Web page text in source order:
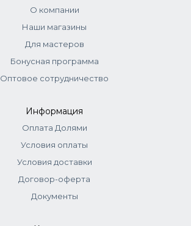
О компании
Наши магазины
Для мастеров
Бонусная программа
Оптовое сотрудничество
Информация
Оплата Долями
Условия оплаты
Условия доставки
Договор-оферта
Документы